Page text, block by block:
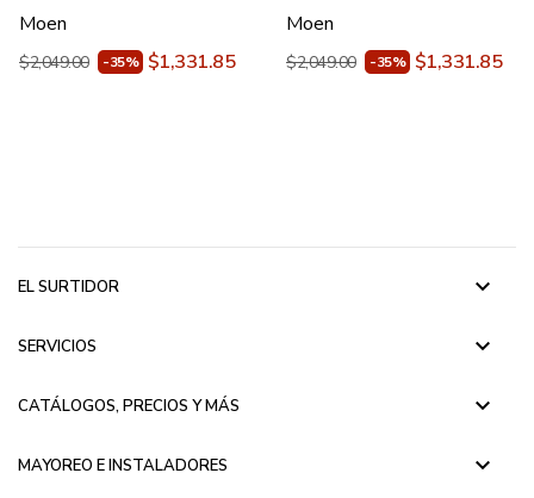
Moen
$2,049.00 -35% $1,331.85
Moen
$2,049.00 -35% $1,331.85
EL SURTIDOR keyboard_arrow_down
SERVICIOS keyboard_arrow_down
CATÁLOGOS, PRECIOS Y MÁS keyboard_arrow_down
MAYOREO E INSTALADORES keyboard_arrow_down